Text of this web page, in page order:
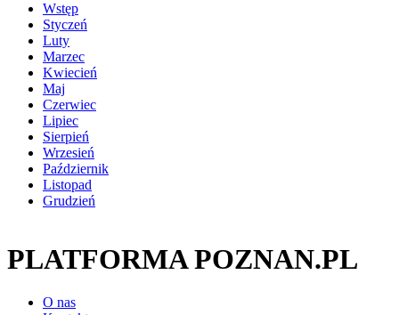
Wstęp
Styczeń
Luty
Marzec
Kwiecień
Maj
Czerwiec
Lipiec
Sierpień
Wrzesień
Październik
Listopad
Grudzień
PLATFORMA POZNAN.PL
O nas